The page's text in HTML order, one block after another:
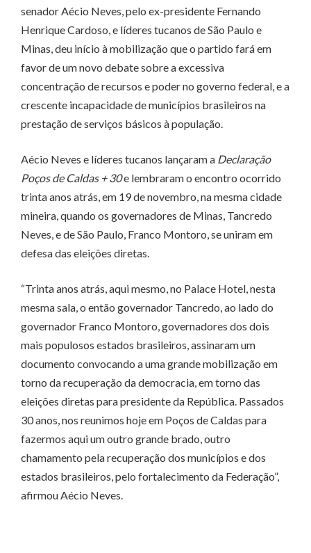
senador Aécio Neves, pelo ex-presidente Fernando
Henrique Cardoso, e líderes tucanos de São Paulo e
Minas, deu início à mobilização que o partido fará em
favor de um novo debate sobre a excessiva
concentração de recursos e poder no governo federal, e a
crescente incapacidade de municípios brasileiros na
prestação de serviços básicos à população.
Aécio Neves e líderes tucanos lançaram a Declaração
Poços de Caldas + 30e lembraram o encontro ocorrido
trinta anos atrás, em 19 de novembro, na mesma cidade
mineira, quando os governadores de Minas, Tancredo
Neves, e de São Paulo, Franco Montoro, se uniram em
defesa das eleições diretas.
“Trinta anos atrás, aqui mesmo, no Palace Hotel, nesta
mesma sala, o então governador Tancredo, ao lado do
governador Franco Montoro, governadores dos dois
mais populosos estados brasileiros, assinaram um
documento convocando a uma grande mobilização em
torno da recuperação da democracia, em torno das
eleições diretas para presidente da República. Passados
30 anos, nos reunimos hoje em Poços de Caldas para
fazermos aqui um outro grande brado, outro
chamamento pela recuperação dos municípios e dos
estados brasileiros, pelo fortalecimento da Federação”,
afirmou Aécio Neves.